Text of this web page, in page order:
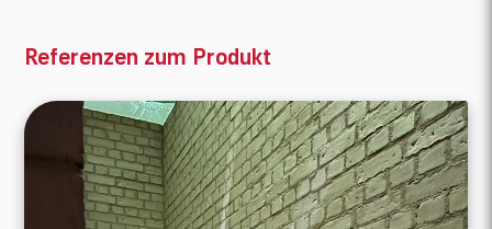
Referenzen zum Produkt